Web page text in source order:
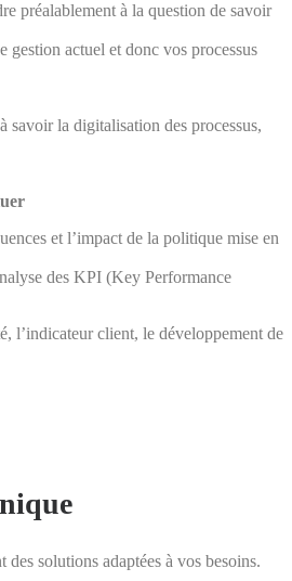
préalablement à la question de savoir
gestion actuel et donc vos processus
savoir la digitalisation des processus,
et l’impact de la politique mise en
des KPI (Key Performance
l’indicateur client, le développement de
solutions adaptées à vos besoins.